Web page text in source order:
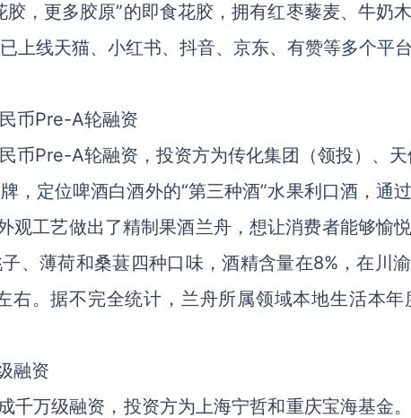
，更多胶原”的即食花胶，拥有红枣藜麦、牛奶
上线天猫、小红书、抖音、京东、有赞等多个平
币Pre-A轮融资
币Pre-A轮融资，投资方为传化集团（领投）、天
，定位啤酒白酒外的“第三种酒”水果利口酒，通
观工艺做出了精制果酒兰舟，想让消费者能够愉
、薄荷和桑葚四种口味，酒精含量在8%，在川
右。据不完全统计，兰舟所属领域本地生活本
融资
千万级融资，投资方为上海宁哲和重庆宝海基金